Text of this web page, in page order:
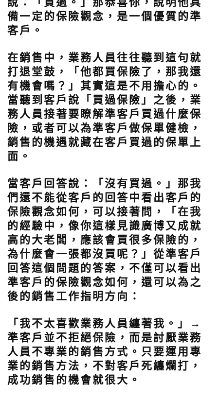
備一定的保險觀念，是一個優質的準
客戶。
在銷售中，業務人員往往聽到這句就
打退堂鼓，「他都買保險了，那我還
有機會嗎？」其實這是不用擔心的。
當聽到客戶說「買過保險」之後，業
務人員接著要瞭解準客戶買過什麼保
險，或者可以為準客戶做保單健檢，
銷售的機遇就藏在客戶買過的保單上
面。
當客戶回答說：「沒有買過。」那我
們還不能從客戶的回答中看出客戶的
保險觀念如何，可以接著問，
「在我
的經驗中，像你這樣見識廣博又成就
高的大老闆，應該會買很多保險的，
為什麼會一張都沒買呢？」 從準客戶
回答這個問題的答案，不僅可以看出
準客戶的保險觀念如何，還可以為之
後的銷售工作指明方向：
「我不太喜歡業務人員纏著我。」
→
準客戶並不拒絕保險，而是討厭業務
人員不專業的銷售方式。只要運用專
業的銷售方法，不對客戶死纏爛打，
成功銷售的機會就很大。